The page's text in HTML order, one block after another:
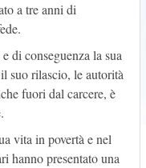
a tre anni di
di conseguenza la sua
suo rilascio, le autorità
fuori dal carcere, è
vita in povertà e nel
hanno presentato una